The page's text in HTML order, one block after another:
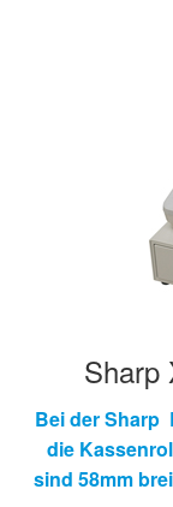
Sharp
Bei der Sharp
die
sind 58mm